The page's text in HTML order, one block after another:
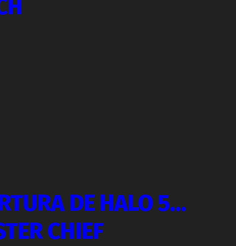
DE HALO 5…
CHIEF